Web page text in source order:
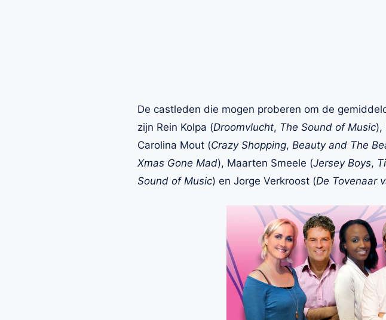
De castleden die mogen proberen om de
zijn Rein Kolpa (Droomvlucht, The Sound of Music),
Carolina Mout (Crazy Shopping, Beauty and The
Xmas Gone Mad), Maarten Smeele (Jersey Boys,
Sound of Music) en Jorge Verkroost (De Tovenaar